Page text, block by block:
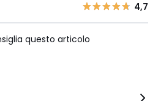
questo articolo
4,7
questo articolo